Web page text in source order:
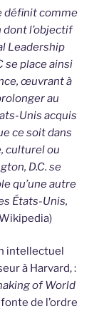
définit comme
dont l’objectif
Leadership
se place ainsi
œuvrant à
au
Unis acquis
ce soit dans
culturel ou
D.C. se
qu’une autre
États-Unis,
intellectuel
à Harvard, :
of World
de l’ordre